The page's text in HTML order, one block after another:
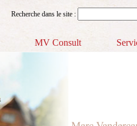
Recherche dans le site :
MV Consult